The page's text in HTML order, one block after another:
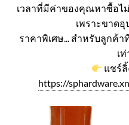
เวลาที่มีค่าของคุณหาซื้อไ
เพราะขาด
ราคาพิเศษ... สำหรับลูกค้
เ
แชร์ลิ้
https://